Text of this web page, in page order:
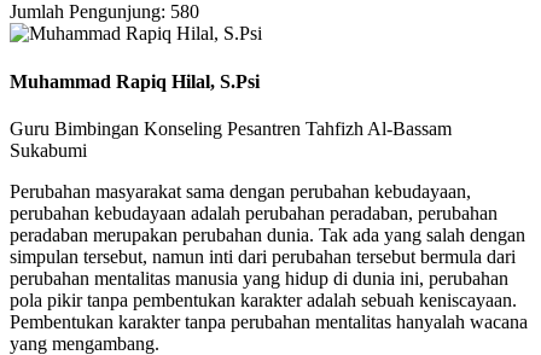
Jumlah Pengunjung: 580
Muhammad Rapiq Hilal, S.Psi
Guru Bimbingan Konseling Pesantren Tahfizh Al-Bassam
Sukabumi
Perubahan masyarakat sama dengan perubahan kebudayaan,
perubahan kebudayaan adalah perubahan peradaban, perubahan
peradaban merupakan perubahan dunia. Tak ada yang salah dengan
simpulan tersebut, namun inti dari perubahan tersebut bermula dari
perubahan mentalitas manusia yang hidup di dunia ini, perubahan
pola pikir tanpa pembentukan karakter adalah sebuah keniscayaan.
Pembentukan karakter tanpa perubahan mentalitas hanyalah wacana
yang mengambang.